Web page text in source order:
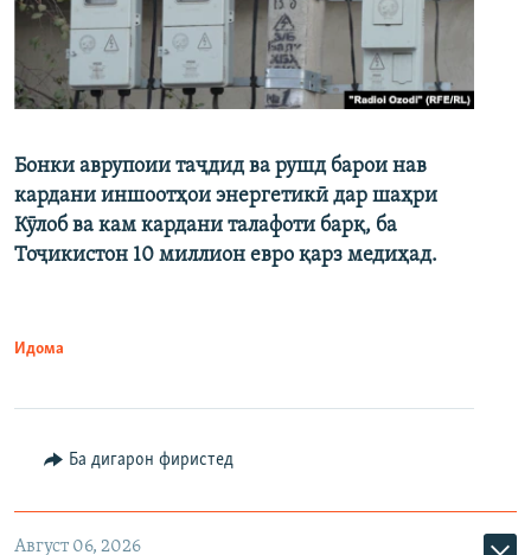
Бонки аврупоии таҷдид ва рушд барои нав
кардани иншоотҳои энергетикӣ дар шаҳри
Кӯлоб ва кам кардани талафоти барқ, ба
Тоҷикистон 10 миллион евро қарз медиҳад.
Идома
Ба дигарон фиристед
Август 06, 2026